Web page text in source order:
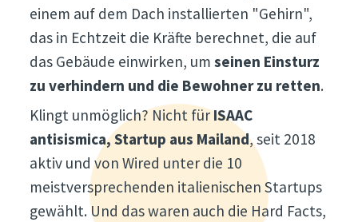
einem auf dem Dach installierten "Gehirn",
das in Echtzeit die Kräfte berechnet, die auf
das Gebäude einwirken, umseinen Einsturz
zu verhindern und die Bewohner zu retten.
Klingt unmöglich? Nicht fürISAAC
antisismica, Startup aus Mailand, seit 2018
aktiv und von Wired unter die 10
meistversprechenden italienischen Startups
gewählt. Und das waren auch die Hard Facts,